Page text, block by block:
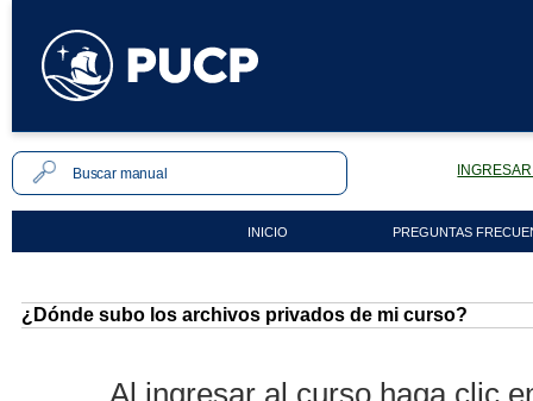
INICIO PREGUNTAS
¿Dónde subo los archivos privados de mi curso?
Al ingresar al curso haga clic